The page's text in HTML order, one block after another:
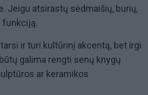
Jeigu atsirastų sėdmaišių, burių,
funkciją.
ir turi kultūrinį akcentą, bet irgi
galima rengti senų knygų
ar keramikos